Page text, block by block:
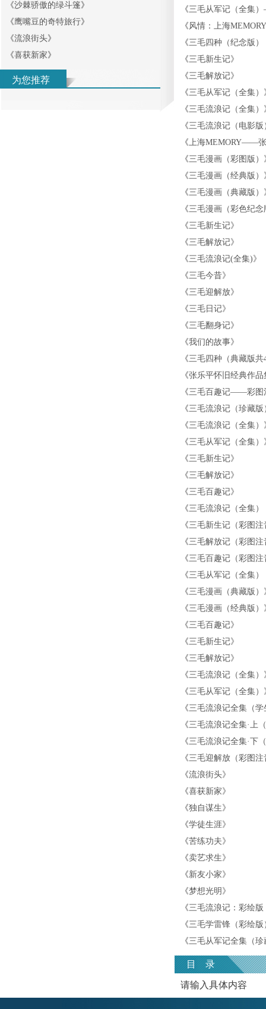
《沙棘骄傲的绿斗篷》
《鹰嘴豆的奇特旅行》
《流浪街头》
《喜获新家》
为您推荐
《三毛从军记（全集
《 风情：上海
《三毛四种（纪念版）
《三毛新生记》
《三毛解放记》
《三毛从军记（全集）
《三毛流浪记（全集）
《三毛流浪记（电影版
《上海MEMORY——
《三毛漫画（彩图版）
《三毛漫画（经典版）
《三毛漫画（典藏版）
《三毛漫画（彩色纪念
《三毛新生记》
《三毛解放记》
《三毛流浪记(全集)》
《三毛今昔》
《三毛迎解放》
《三毛日记》
《三毛翻身记》
《我们的故事》
《三毛四种（典藏版共
《张乐平怀旧经典作品
《三毛百趣记——彩图
《三毛流浪记（珍藏版
《三毛流浪记（全集）
《三毛从军记（全集）
《三毛新生记》
《三毛解放记》
《三毛百趣记》
《三毛流浪记（全集
《三毛新生记（彩图注
《三毛解放记（彩图注
《三毛百趣记（彩图注
《三毛从军记（全集
《三毛漫画（典藏版）
《三毛漫画（经典版）
《三毛百趣记》
《三毛新生记》
《三毛解放记》
《三毛流浪记（全集）
《三毛从军记（全集）
《三毛流浪记全集（学
《三毛流浪记全集·上
《三毛流浪记全集·下
《三毛迎解放（彩图注
《流浪街头》
《喜获新家》
《独自谋生》
《学徒生涯》
《苦练功夫》
《卖艺求生》
《新友小家》
《梦想光明 》
《三毛流浪记：彩绘版
《三毛学雷锋（彩绘版
《三毛从军记全集（珍
目 录
请输入具体内容